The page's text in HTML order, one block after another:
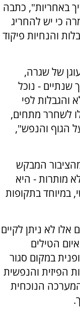
באחריות", כתבה
כי יש להחריג
והנחיות פיקוד
של שגרה,
שנתיים - נוכל
והגבלות לפי
לשחרר מתחים,
הגוף והנפש",
המבקש
מותרות - היא
במיוחד בתקופות
אלו לא ניתן לקיים
הטילים
במקום סגור
הפיזית והנפשית
הנוכחית